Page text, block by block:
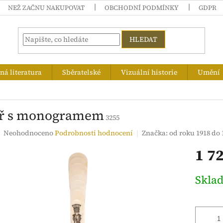
NEŽ ZAČNU NAKUPOVAT OBCHODNÍ PODMÍNKY GDPR
HLEDAT
literatura Sběratelské Vizuální historie Umění
s monogramem 3255
Průměrné
NeohodnocenoPodrobnosti hodnocení Značka: od roku 1918 do
1
cena: